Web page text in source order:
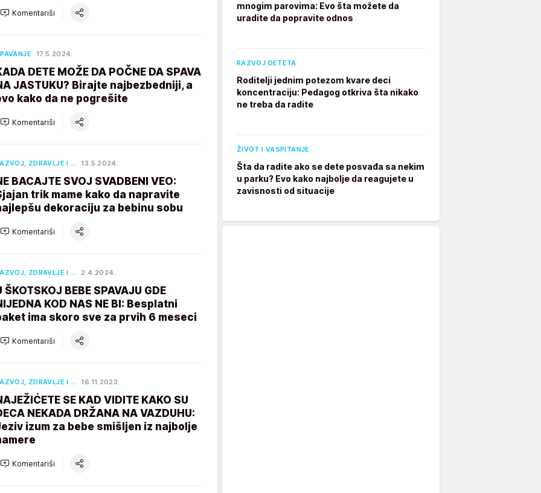
Komentariši
17.5.2024.
DETE MOŽE DA POČNE DA SPAVA
JASTUKU? Birajte najbezbedniji, a
kako da ne pogrešite
Komentariši
ZDRAVLJE I … 13.5.2024.
BACAJTE SVOJ SVADBENI VEO:
trik mame kako da napravite
dekoraciju za bebinu sobu
Komentariši
ZDRAVLJE I … 2.4.2024.
ŠKOTSKOJ BEBE SPAVAJU GDE
KOD NAS NE BI: Besplatni
ima skoro sve za prvih 6 meseci
Komentariši
ZDRAVLJE I … 16.11.2023.
SE KAD VIDITE KAKO SU
NEKADA DRŽANA NA VAZDUHU:
izum za bebe smišljen iz najbolje
Komentariši
mnogim parovima: Evo šta možete da
uradite da popravite odnos
RAZVOJ DETETA
Roditelji jednim potezom kvare deci
koncentraciju: Pedagog otkriva šta nikako
ne treba da radite
ŽIVOT I VASPITANJE
Šta da radite ako se dete posvađa sa nekim
u parku? Evo kako najbolje da reagujete u
zavisnosti od situacije